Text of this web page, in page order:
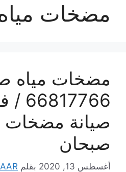
مضخات
مضخات مياه
صيانة مضخات
صبحان
أغسطس 13, 2020 بقلم